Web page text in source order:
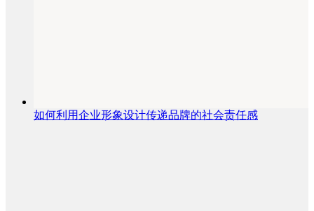
如何利用企业形象设计传递品牌的社会责任感